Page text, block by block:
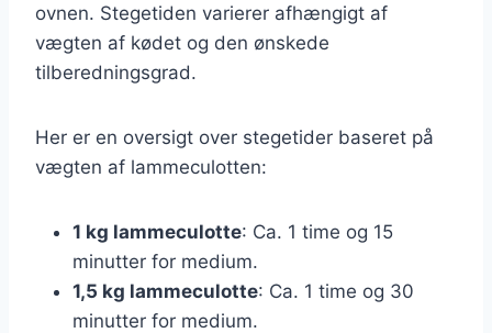
ovnen. Stegetiden varierer afhængigt af
vægten af kødet og den ønskede
tilberedningsgrad.
Her er en oversigt over stegetider baseret på
vægten af lammeculotten:
1 kg lammeculotte: Ca. 1 time og 15
minutter for medium.
1,5 kg lammeculotte: Ca. 1 time og 30
minutter for medium.